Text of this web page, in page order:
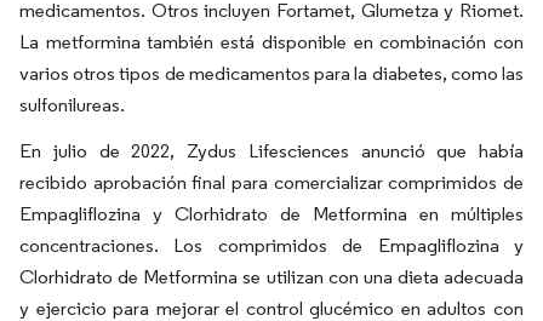
medicamentos. Otros incluyen Fortamet, Glumetza y Riomet.
La metformina también está disponible en combinación con
varios otros tipos de medicamentos para la diabetes, como las
sulfonilureas.
En julio de 2022, Zydus Lifesciences anunció que había
recibido aprobación final para comercializar comprimidos de
Empagliflozina y Clorhidrato de Metformina en múltiples
concentraciones. Los comprimidos de Empagliflozina y
Clorhidrato de Metformina se utilizan con una dieta adecuada
y ejercicio para mejorar el control glucémico en adultos con